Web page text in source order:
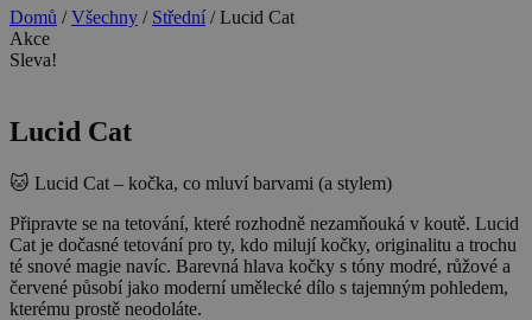
Domů /Všechny / Střední / Lucid Cat
Akce
Sleva!
Lucid Cat
🐱 Lucid Cat – kočka, co mluví barvami (a stylem)
Připravte se na tetování, které rozhodně nezamňouká v koutě. Lucid
Cat je dočasné tetování pro ty, kdo milují kočky, originalitu a trochu
té snové magie navíc. Barevná hlava kočky s tóny modré, růžové a
červené působí jako moderní umělecké dílo s tajemným pohledem,
kterému prostě neodoláte.